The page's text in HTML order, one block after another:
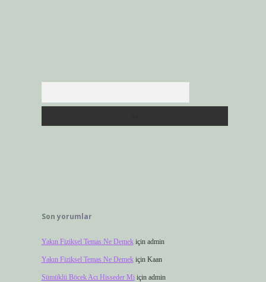
Son yorumlar
Yakın Fiziksel Temas Ne Demekiçin admin
Yakın Fiziksel Temas Ne Demekiçin Kaan
Sümüklü Böcek Acı Hisseder Miiçin admin